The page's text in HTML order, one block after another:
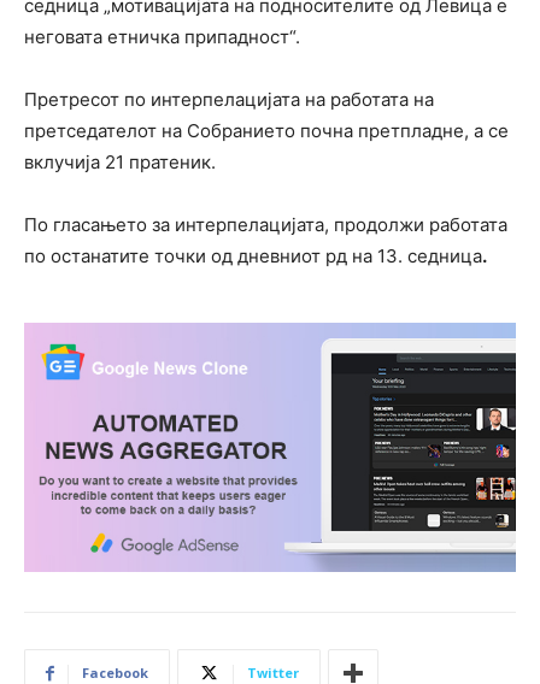
седница „мотивацијата на подносителите од Левица е
неговата етничка припадност“.
Претресот по интерпелацијата на работата на
претседателот на Собранието почна претпладне, а се
вклучија 21 пратеник.
По гласањето за интерпелацијата, продолжи работата
по останатите точки од дневниот рд на 13. седница.
Facebook Twitter